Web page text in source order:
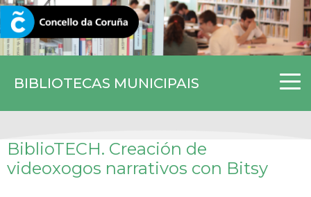
BIBLIOTECAS MUNICIPAIS
CORUNA.GAL
BiblioTECH. Creación de
videoxogos narrativos con Bitsy